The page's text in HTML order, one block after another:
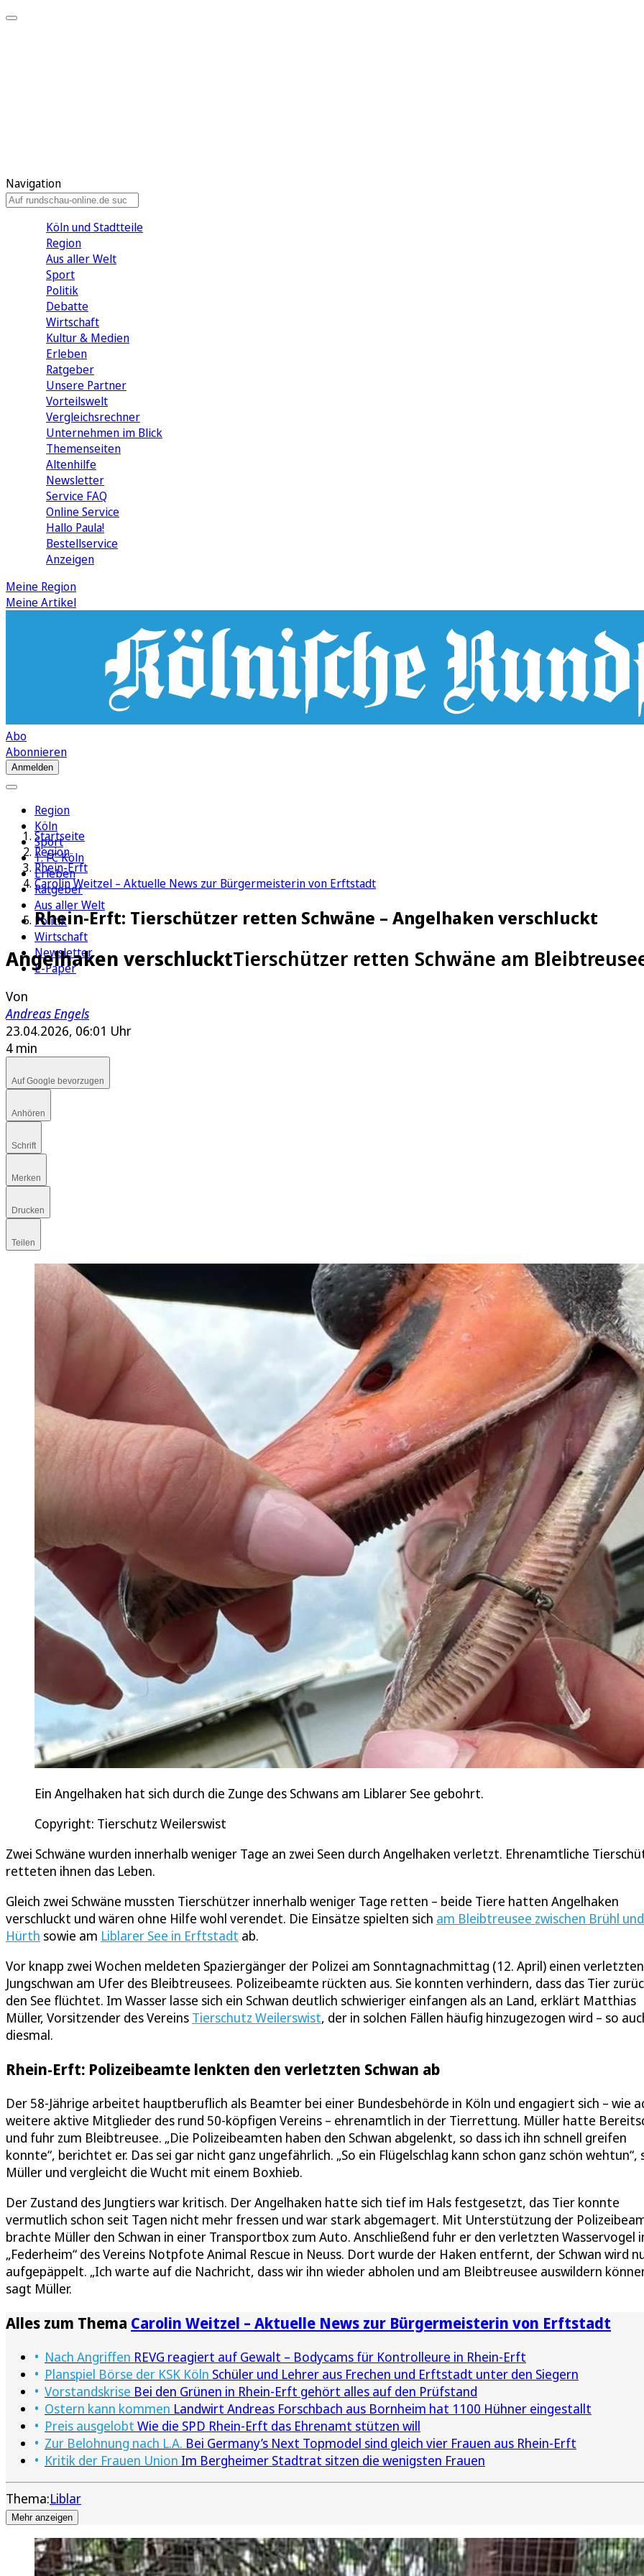
Navigation
Köln und Stadtteile
Region
Aus aller Welt
Sport
Politik
Debatte
Wirtschaft
Kultur & Medien
Erleben
Ratgeber
Unsere Partner
Vorteilswelt
Vergleichsrechner
Unternehmen im Blick
Themenseiten
Altenhilfe
Newsletter
Service FAQ
Online Service
Hallo Paula!
Bestellservice
Anzeigen
Meine Region
Meine Artikel
Abo
Abonnieren
Anmelden
Region
Köln
Sport
1. FC Köln
Erleben
Ratgeber
Aus aller Welt
Politik
Wirtschaft
Newsletter
E-Paper
Startseite
Region
Rhein-Erft
Carolin Weitzel – Aktuelle News zur Bürgermeisterin von Erftstadt
Rhein-Erft: Tierschützer retten Schwäne – Angelhaken verschluckt
Angelhaken verschlucktTierschützer retten Schwäne am
Von
Andreas Engels
23.04.2026, 06:01 Uhr
4 min
Auf Google bevorzugen
Anhören
Schrift
Merken
Drucken
Teilen
Ein Angelhaken hat sich durch die Zunge des Schwans am Liblarer See gebohrt.
Copyright: Tierschutz Weilerswist
Zwei Schwäne wurden innerhalb weniger Tage an zwei Seen durch Angelhaken verletzt. Ehrenamtliche
retteten ihnen das Leben.
Gleich zwei Schwäne mussten Tierschützer innerhalb weniger Tage retten – beide Tiere hatten Angelhaken
verschluckt und wären ohne Hilfe wohl verendet. Die Einsätze spielten sich am Bleibtreusee zwischen Brühl und
Hürth sowie am Liblarer See in Erftstadt ab.
Vor knapp zwei Wochen meldeten Spaziergänger der Polizei am Sonntagnachmittag (12. April) einen verletzten
Jungschwan am Ufer des Bleibtreusees. Polizeibeamte rückten aus. Sie konnten verhindern, dass das Tier
den See flüchtet. Im Wasser lasse sich ein Schwan deutlich schwieriger einfangen als an Land, erklärt Matthias
Müller, Vorsitzender des Vereins Tierschutz Weilerswist, der in solchen Fällen häufig hinzugezogen wird – so
diesmal.
Rhein-Erft: Polizeibeamte lenkten den verletzten Schwan ab
Der 58-Jährige arbeitet hauptberuflich als Beamter bei einer Bundesbehörde in Köln und engagiert sich – wie
weitere aktive Mitglieder des rund 50-köpfigen Vereins – ehrenamtlich in der Tierrettung. Müller hatte
und fuhr zum Bleibtreusee. „Die Polizeibeamten haben den Schwan abgelenkt, so dass ich ihn schnell greifen
konnte“, berichtet er. Das sei gar nicht ganz ungefährlich. „So ein Flügelschlag kann schon ganz schön wehtun“,
Müller und vergleicht die Wucht mit einem Boxhieb.
Der Zustand des Jungtiers war kritisch. Der Angelhaken hatte sich tief im Hals festgesetzt, das Tier konnte
vermutlich schon seit Tagen nicht mehr fressen und war stark abgemagert. Mit Unterstützung der
brachte Müller den Schwan in einer Transportbox zum Auto. Anschließend fuhr er den verletzten Wasservogel
„Federheim“ des Vereins Notpfote Animal Rescue in Neuss. Dort wurde der Haken entfernt, der Schwan wird
aufgepäppelt. „Ich warte auf die Nachricht, dass wir ihn wieder abholen und am Bleibtreusee auswildern
sagt Müller.
Alles zum Thema Carolin Weitzel – Aktuelle News zur Bürgermeisterin von Erftstadt
Nach Angriffen REVG reagiert auf Gewalt – Bodycams für Kontrolleure in Rhein-Erft
Planspiel Börse der KSK Köln Schüler und Lehrer aus Frechen und Erftstadt unter den Siegern
Vorstandskrise Bei den Grünen in Rhein-Erft gehört alles auf den Prüfstand
Ostern kann kommen Landwirt Andreas Forschbach aus Bornheim hat 1100 Hühner eingestallt
Preis ausgelobt Wie die SPD Rhein-Erft das Ehrenamt stützen will
Zur Belohnung nach L.A. Bei Germany’s Next Topmodel sind gleich vier Frauen aus Rhein-Erft
Kritik der Frauen Union Im Bergheimer Stadtrat sitzen die wenigsten Frauen
Thema:Liblar
Mehr anzeigen